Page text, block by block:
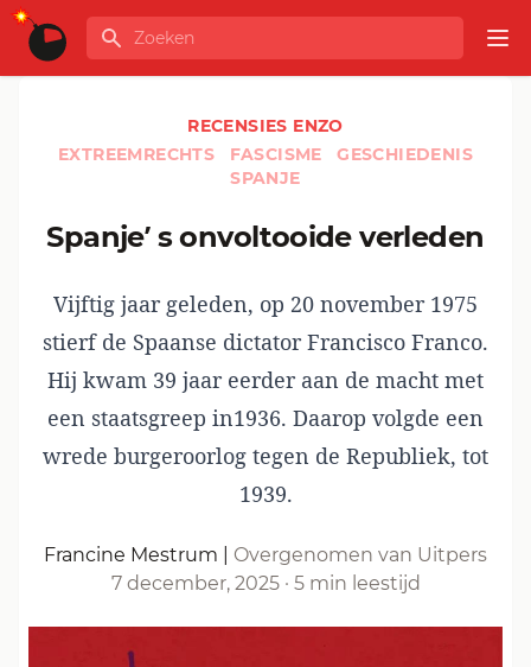
Ga naar de inhoud
GLOBALINFO
Zoeken
RECENSIES ENZO
EXTREEMRECHTS
FASCISME
GESCHIEDENIS
SPANJE
Spanje’ s onvoltooide verleden
Vijftig jaar geleden, op 20 november 1975
stierf de Spaanse dictator Francisco Franco.
Hij kwam 39 jaar eerder aan de macht met
een staatsgreep in1936. Daarop volgde een
wrede burgeroorlog tegen de Republiek, tot
1939.
Francine Mestrum
Overgenomen van Uitpers
7 december, 2025 · 5 min leestijd